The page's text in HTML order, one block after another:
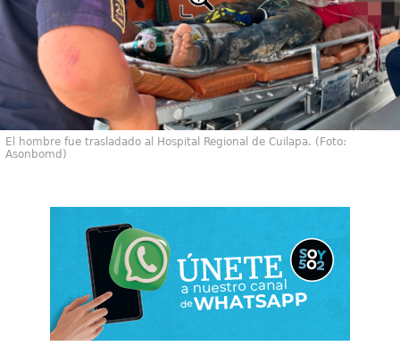
El hombre fue trasladado al Hospital Regional de Cuilapa. (Foto:
Asonbomd)